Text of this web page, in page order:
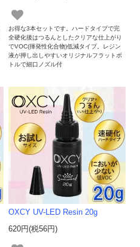
お得な3本セットです。ハードタイプで完
全硬化後はつるんとしたクリアな仕上がり
でVOC(揮発性化合物)低減タイプ。レジン
液が押し出しやすいオリジナルフラットボ
トルで細口ノズル付
OXCY UV-LED Resin 20g
620円(税56円)